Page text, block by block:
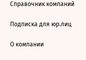
Справочник компаний
Подписка для юр.лиц
О компании